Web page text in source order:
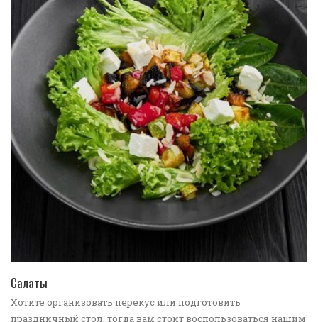
Салаты
Хотите организовать перекус или подготовить
праздничный стол, тогда вам стоит воспользоваться нашим